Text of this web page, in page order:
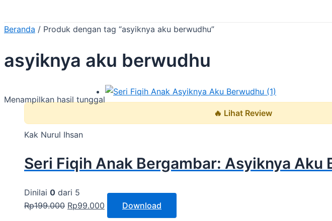
Beranda / Produk dengan tag “asyiknya aku berwudhu”
asyiknya aku berwudhu
Menampilkan hasil tunggal
🔥 Lihat Review
Kak Nurul Ihsan
Seri Fiqih Anak Bergambar: Asyiknya Aku
Dinilai 0 dari 5
Rp199.000 Rp99.000 Download